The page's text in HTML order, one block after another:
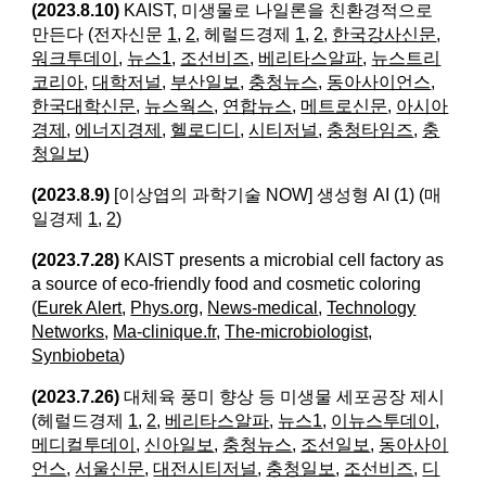
(2023.8.10) KAIST, 미생물로 나일론을 친환경적으로
만든다 (전자신문 1, 2, 헤럴드경제 1, 2, 한국강사신문,
워크투데이 , 뉴스1, 조선비즈, 베리타스알파, 뉴스트리
코리아,대학저널, 부산일보 , 충청뉴스, 동아사이언스,
한국대학신문, 뉴스웍스, 연합뉴스, 메트로신문, 아시아
경제 , 에너지경제 , 헬로디디 ,시티저널, 충청타임즈, 충
청일보)
(2023.8.9) [이상엽의 과학기술 NOW] 생성형 AI (1) (매
일경제 1, 2)
(2023.7.28) KAIST presents a microbial cell factory as
a source of eco-friendly food and cosmetic coloring​
(Eurek Alert, Phys.org, News-medical ,Technology
Networks, Ma-clinique.fr,The-microbiologist,
Synbiobeta)
(2023.7.26)대체육 풍미 향상 등 미생물 세포공장 제시​
(헤럴드경제 1, 2, 베리타스알파, 뉴스1, 이뉴스투데이 ,
메디컬투데이 , 신아일보 , 충청뉴스, 조선일보 , 동아사이
언스,서울신문,대전시티저널, 충청일보 , 조선비즈, 디